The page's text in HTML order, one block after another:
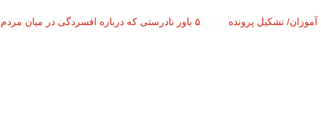
تشکیل پرونده